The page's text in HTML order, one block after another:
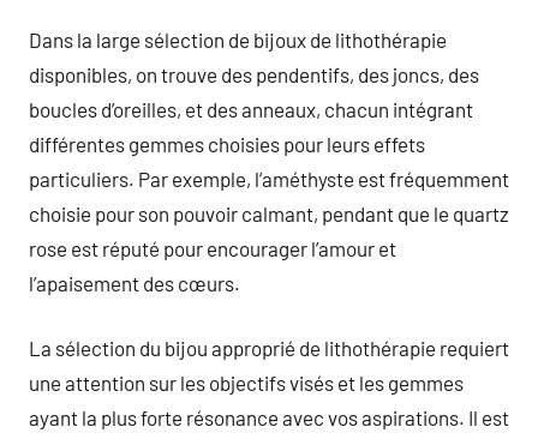
Dans la large sélection de bijoux de lithothérapie
disponibles, on trouve des pendentifs, des joncs, des
boucles d’oreilles, et des anneaux, chacun intégrant
différentes gemmes choisies pour leurs effets
particuliers. Par exemple, l’améthyste est fréquemment
choisie pour son pouvoir calmant, pendant que le quartz
rose est réputé pour encourager l’amour et
l’apaisement des cœurs.
La sélection du bijou approprié de lithothérapie requiert
une attention sur les objectifs visés et les gemmes
ayant la plus forte résonance avec vos aspirations. Il est